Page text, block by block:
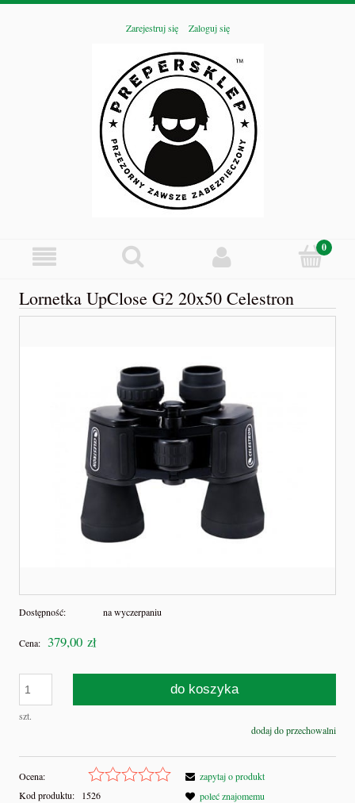
Zarejestruj się Zaloguj się
Lornetka UpClose G2 20x50 Celestron
Dostępność: na wyczerpaniu
Cena: 379,00 zł
szt.
do koszyka
dodaj do przechowalni
Ocena:
Kod produktu:
1526
zapytaj o produkt
poleć znajomemu